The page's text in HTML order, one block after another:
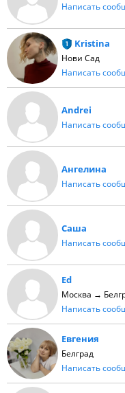
Написать
Kristina
Нови Сад
Написать
Andrei
Написать
Ангелина
Написать
Саша
Написать
Ed
Москва →
Написать
Евгения
Белград
Написать